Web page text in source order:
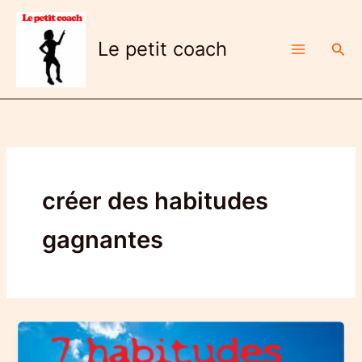
Aller
contenu
Le petit coach
créer des habitudes
gagnantes